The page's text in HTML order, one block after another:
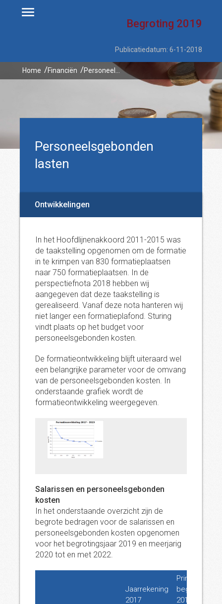
Begroting 2019
Publicatiedatum: 6-11-2018
Home Financiën
Personeelsgebonden
lasten
Ontwikkelingen
In het Hoofdlijnenakkoord 2011-2015 was
de taakstelling opgenomen om de formatie
in te krimpen van 830 formatieplaatsen
naar 750 formatieplaatsen. In de
perspectiefnota 2018 hebben wij
aangegeven dat deze taakstelling is
gerealiseerd. Vanaf deze nota hanteren wij
niet langer een formatieplafond. Sturing
vindt plaats op het budget voor
personeelsgebonden kosten.
De formatieontwikkeling blijft uiteraard wel
een belangrijke parameter voor de omvang
van de personeelsgebonden kosten. In
onderstaande grafiek wordt de
formatieontwikkeling weergegeven.
Salarissen en personeelsgebonden
kosten
In het onderstaande overzicht zijn de
begrote bedragen voor de salarissen en
personeelsgebonden kosten opgenomen
voor het begrotingsjaar 2019 en meerjarig
2020 tot en met 2022.
Jaarrekening
2017
Primitieve
begroting
2018